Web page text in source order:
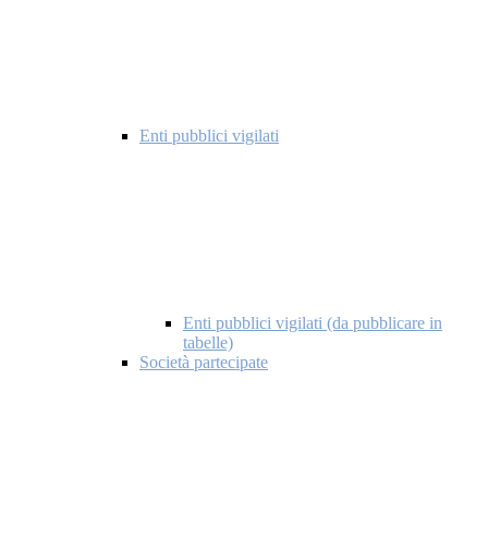
Enti pubblici vigilati
Enti pubblici vigilati (da pubblicare in
tabelle)
Società partecipate